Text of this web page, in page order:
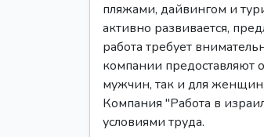
пляжами, дайвингом и
активно развивается,
работа требует
компании предоставляют
мужчин, так и для
Компания "Работа в
условиями труда.